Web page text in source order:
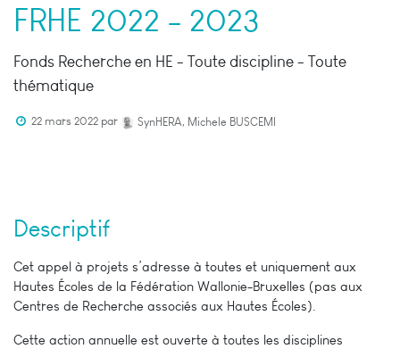
FRHE 2022 - 2023
Fonds Recherche en HE - Toute discipline - Toute
thématique
22 mars 2022 par SynHERA, Michele BUSCEMI
Descriptif
Cet appel à projets s’adresse à toutes et uniquement aux
Hautes Écoles de la Fédération Wallonie-Bruxelles (pas aux
Centres de Recherche associés aux Hautes Écoles).
Cette action annuelle est ouverte à toutes les disciplines